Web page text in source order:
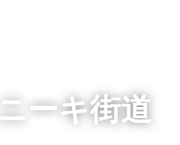
ーキ街道